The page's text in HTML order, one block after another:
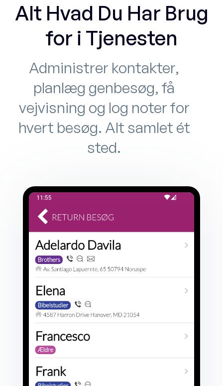
Alt Hvad Du Har Brug
for i Tjenesten
Administrer kontakter,
planlæg genbesøg, få
vejvisning og log noter for
hvert besøg. Alt samlet ét
sted.